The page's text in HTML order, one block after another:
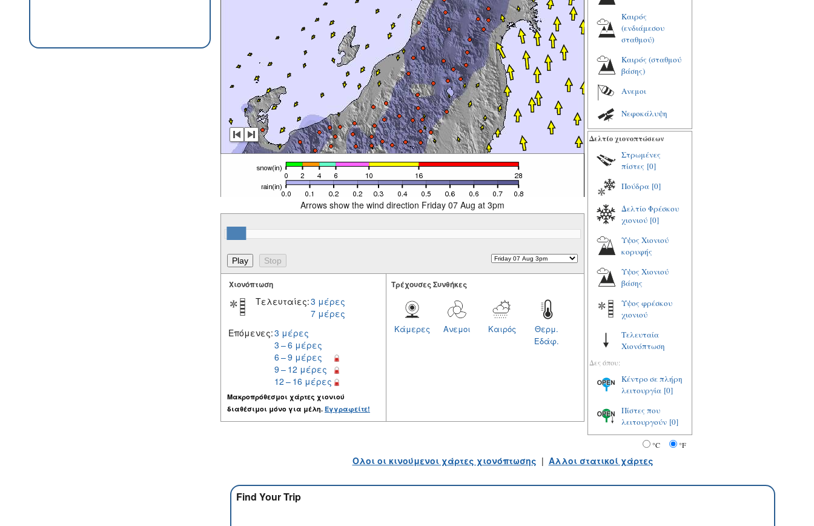
Arrows show the wind direction Friday 07 Aug at 3pm
Χιονόπτωση
Τελευταίες:3 μέρες
7 μέρες
Επόμενες:3 μέρες
3 – 6 μέρες
6 – 9 μέρες
9 – 12 μέρες
12 – 16 μέρες
Μακροπρόθεσμοι χάρτες χιονιού
διαθέσιμοι μόνο για μέλη. Εγγραφείτε!
Tρέχουσες Συνθήκες
Θερμ.
Εδάφ.
Καιρός
Ανεμοι
Κάμερες
Καιρός
(ενδιάμεσου
σταθμού)
Καιρός (σταθμού
βάσης)
Ανεμοι
Νεφοκάλυψη
Δελτίο χιονοπτώσεων
Στρωμένες
πίστες [0]
Πούδρα [0]
Δελτίο Φρέσκου
χιονιού [0]
Υψος Χιονιού
κορυφής
Υψος Χιονιού
βάσης
Υψος φρέσκου
χιονιού
Τελευταία
Χιονόπτωση
Δες όπου:
Κέντρο σε πλήρη
λειτουργία [0]
Πίστες που
λειτουργούν [0]
°C °F
Ολοι οι κινούμενοι χάρτες χιονόπτωσης | Αλλοι στατικοί χάρτες
Find Your Trip